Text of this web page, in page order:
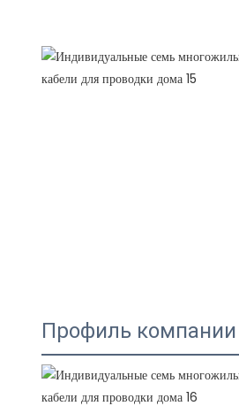
Профиль компании